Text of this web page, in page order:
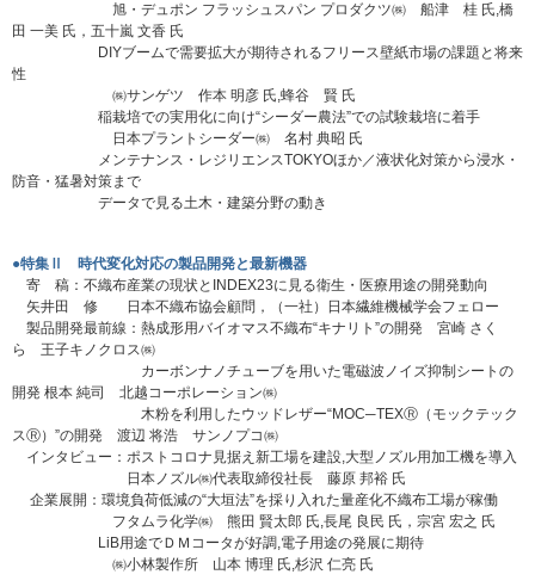
旭・デュポン フラッシュスパン プロダクツ㈱ 船津 桂 氏,橋
田 一美 氏，五十嵐 文香 氏
DIYブームで需要拡大が期待されるフリース壁紙市場の課題と将来
性
㈱サンゲツ 作本 明彦 氏,蜂谷 賢 氏
稲栽培での実用化に向け“シーダー農法”での試験栽培に着手
日本プラントシーダー㈱ 名村 典昭 氏
メンテナンス・レジリエンスTOKYOほか／液状化対策から浸水・
防音・猛暑対策まで
データで見る土木・建築分野の動き
●特集Ⅱ 時代変化対応の製品開発と最新機器
寄 稿：不織布産業の現状とINDEX23に見る衛生・医療用途の開発動向
矢井田 修 日本不織布協会顧問，（一社）日本繊維機械学会フェロー
製品開発最前線：熱成形用バイオマス不織布“キナリト”の開発 宮崎 さく
ら 王子キノクロス㈱
カーボンナノチューブを用いた電磁波ノイズ抑制シートの
開発 根本 純司 北越コーポレーション㈱
木粉を利用したウッドレザー“MOC─TEXⓇ（モックテック
スⓇ）”の開発 渡辺 将浩 サンノプコ㈱
インタビュー：ポストコロナ見据え新工場を建設,大型ノズル用加工機を導入
日本ノズル㈱代表取締役社長 藤原 邦裕 氏
企業展開：環境負荷低減の“大垣法”を採り入れた量産化不織布工場が稼働
フタムラ化学㈱ 熊田 賢太郎 氏,長尾 良民 氏，宗宮 宏之 氏
LiB用途でＤＭコータが好調,電子用途の発展に期待
㈱小林製作所 山本 博理 氏,杉沢 仁亮 氏